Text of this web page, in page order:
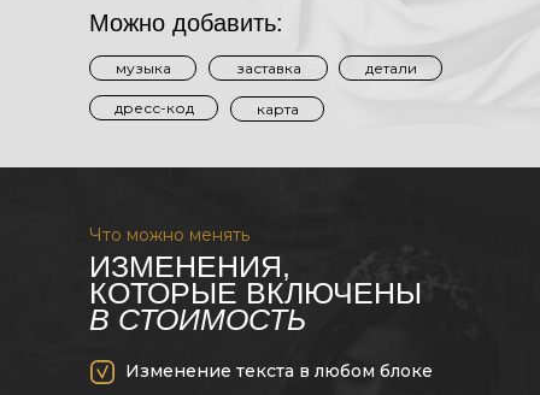
карта
детали
дресс-код
заставка
музыка
Можно добавить:
Изменение текста в любом блоке
Что можно менять
ИЗМЕНЕНИЯ,
КОТОРЫЕ ВКЛЮЧЕНЫ
В СТОИМОСТЬ